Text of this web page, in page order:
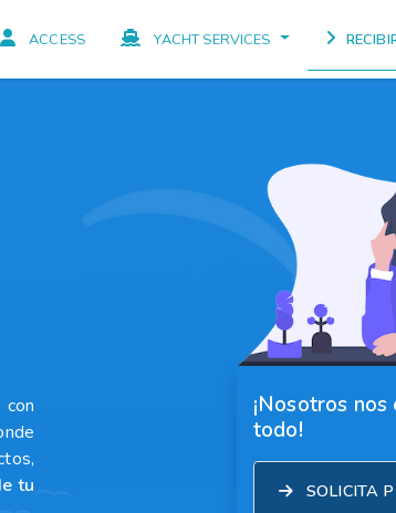
ACCESS YACHT SERVICES
con
tu
¡Nosotros
todo!
SOLICITA